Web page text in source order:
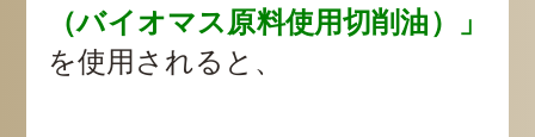
（バイオマス原料使用切削油）」
を使用されると、